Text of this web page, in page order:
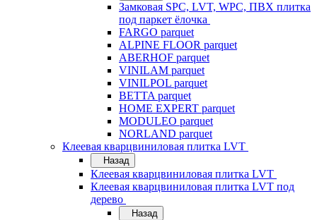
Замковая SPC, LVT, WPC, ПВХ плитка
под паркет ёлочка
FARGO parquet
ALPINE FLOOR parquet
ABERHOF parquet
VINILAM parquet
VINILPOL parquet
BETTA parquet
HOME EXPERT parquet
MODULEO parquet
NORLAND parquet
Клеевая кварцвиниловая плитка LVT
Назад
Клеевая кварцвиниловая плитка LVT
Клеевая кварцвиниловая плитка LVT под
дерево
Назад